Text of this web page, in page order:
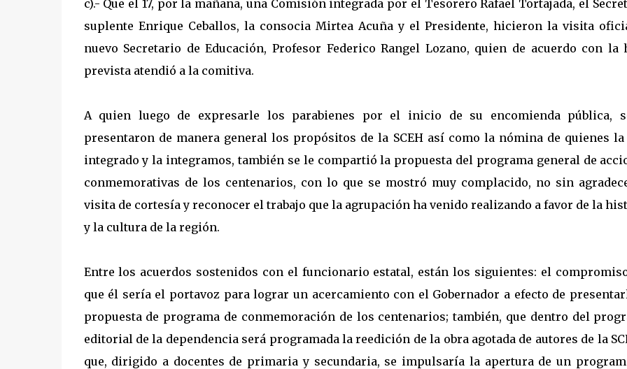
c).- Que el 17, por la mañana, una Comisión integrada por el Tesorero Rafael Tortajada, el
suplente Enrique Ceballos, la consocia Mirtea Acuña y el Presidente, hicieron la visita
nuevo Secretario de Educación, Profesor Federico Rangel Lozano, quien de acuerdo con la
prevista atendió a la comitiva.
A quien luego de expresarle los parabienes por el inicio de su encomienda pública,
presentaron de manera general los propósitos de la SCEH así como la nómina de quienes
integrado y la integramos, también se le compartió la propuesta del programa general de
conmemorativas de los centenarios, con lo que se mostró muy complacido, no sin
visita de cortesía y reconocer el trabajo que la agrupación ha venido realizando a favor de la
y la cultura de la región.
Entre los acuerdos sostenidos con el funcionario estatal, están los siguientes: el
que él sería el portavoz para lograr un acercamiento con el Gobernador a efecto de
propuesta de programa de conmemoración de los centenarios; también, que dentro del
editorial de la dependencia será programada la reedición de la obra agotada de autores de la
que, dirigido a docentes de primaria y secundaria, se impulsaría la apertura de un